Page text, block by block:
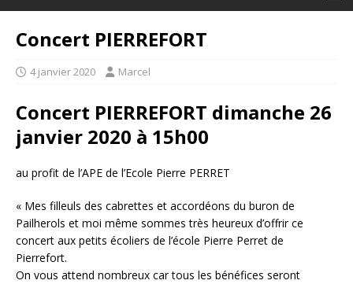
Concert PIERREFORT
4 janvier 2020 Marcel
Concert PIERREFORT dimanche 26
janvier 2020 à 15h00
au profit de l’APE de l’Ecole Pierre PERRET
« Mes filleuls des cabrettes et accordéons du buron de
Pailherols et moi même sommes très heureux d’offrir ce
concert aux petits écoliers de l’école Pierre Perret de
Pierrefort.
On vous attend nombreux car tous les bénéfices seront